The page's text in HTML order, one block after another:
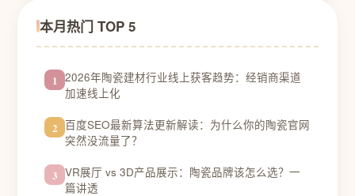
本月热门 TOP 5
1 2026年陶瓷建材行业线上获客趋势：经销商渠道
加速线上化
2 百度SEO最新算法更新解读：为什么你的陶瓷官网
突然没流量了？
3 VR展厅 vs 3D产品展示：陶瓷品牌该怎么选？一
篇讲透